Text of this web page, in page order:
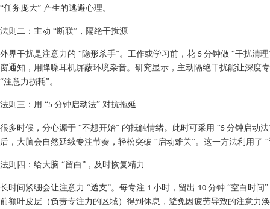
“任务庞大” 产生的逃避心理。​
法则二：主动 “断联”，隔绝干扰源​
外界干扰是注意力的 “隐形杀手”。工作或学习前，花 5 分钟做 “干扰清
窗通知，用降噪耳机屏蔽环境杂音。研究显示，主动隔绝干扰能让深度
“注意力损耗”。​
法则三：用 “5 分钟启动法” 对抗拖延​
很多时候，分心源于 “不想开始” 的抵触情绪。此时可采用 “5 分钟启动
后，大脑会自然延续专注节奏，轻松突破 “启动难关”。这一方法利用了
法则四：给大脑 “留白”，及时恢复精力​
长时间紧绷会让注意力 “透支”。每专注 1 小时，留出 10 分钟 “空白时间
前额叶皮层（负责专注力的区域）得到休息，避免因疲劳导致的注意力